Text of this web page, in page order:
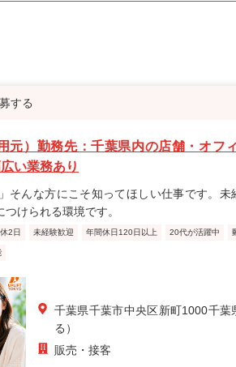
する
元）勤務先：千葉県内の店舗・オ
い業務あり
そんな方にこそ知ってほしい仕事です。
けられる環境です。
2日 未経験歓迎 年間休日120日以上 20代が活躍中
千葉県千葉市中央区新町1000千
る）
販売・接客